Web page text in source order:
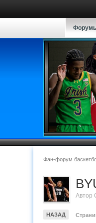
Фан-форум
Автор
НАЗАД